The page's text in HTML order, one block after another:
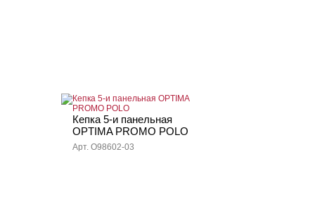
Кепка 5-и панельная
OPTIMA PROMO POLO
Арт. O98602-03